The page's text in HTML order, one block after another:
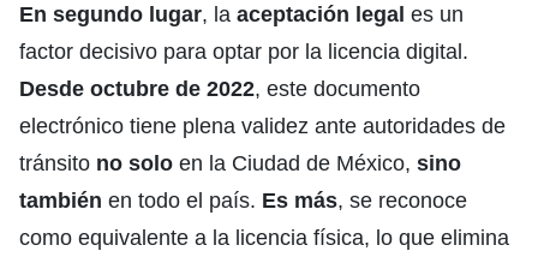
En segundo lugar, la aceptación legal es un
factor decisivo para optar por la licencia digital.
Desde octubre de 2022, este documento
electrónico tiene plena validez ante autoridades de
tránsito no solo en la Ciudad de México, sino
también en todo el país. Es más, se reconoce
como equivalente a la licencia física, lo que elimina